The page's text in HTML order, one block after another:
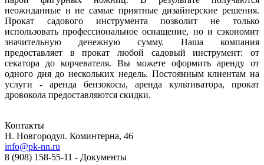
неожиданные и не самые приятные дизайнерские решения.
Прокат садового инструмента позволит не только
использовать профессиональное оснащение, но и сэкономит
значительную денежную сумму. Наша компания
предоставляет в прокат любой садовый инструмент: от
секатора до корчевателя. Вы можете оформить аренду от
одного дня до нескольких недель. Постоянным клиентам на
услуги - аренда бензокосы, аренда культиватора, прокат
дровокола предоставляются скидки.
Контакты
Н. Новгород ​ул. Коминтерна, 46
info@pk-nn.ru
8 (908) 158-55-11 - Документы